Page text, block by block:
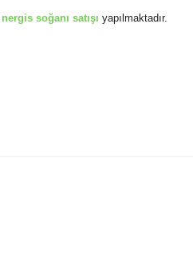
nergis soğanı satışı yapılmaktadır.